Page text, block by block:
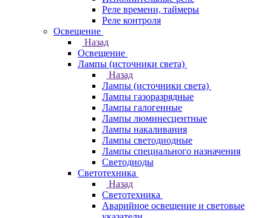
Реле времени, таймеры
Реле контроля
Освещение
Назад
Освещение
Лампы (источники света)
Назад
Лампы (источники света)
Лампы газоразрядные
Лампы галогенные
Лампы люминесцентные
Лампы накаливания
Лампы светодиодные
Лампы специального назначения
Светодиоды
Светотехника
Назад
Светотехника
Аварийное освещение и световые